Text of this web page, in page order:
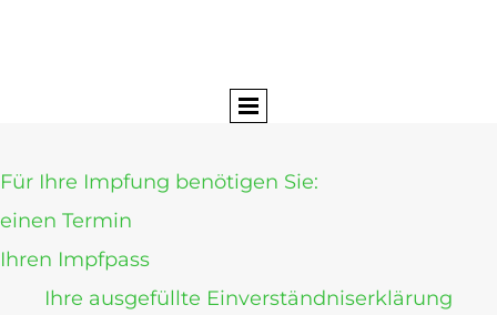
Für Ihre Impfung benötigen Sie:
einen Termin
Ihren Impfpass
Ihre ausgefüllte Einverständniserklärung